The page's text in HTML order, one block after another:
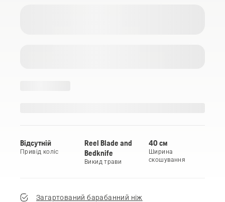
Відсутній
Привід коліс
Reel Blade and
Bedknife
Викид трави
40 см
Ширина
скошування
Загартований барабанний ніж